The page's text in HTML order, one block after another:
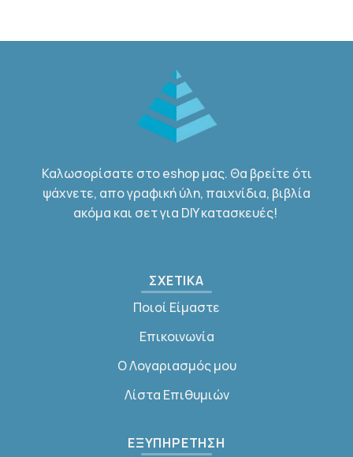
Καλωσορίσατε στο eshop μας. Θα βρείτε ότι
ψάχνετε, απο γραφική ύλη, παιχνίδια, βιβλία
ακόμα και σετ για DIY κατασκευές!
ΣΧΕΤΙΚΑ
Ποιοί Είμαστε
Επικοινωνία
Ο Λογαριασμός μου
Λίστα Επιθυμιών
ΕΞΥΠΗΡΕΤΗΣΗ